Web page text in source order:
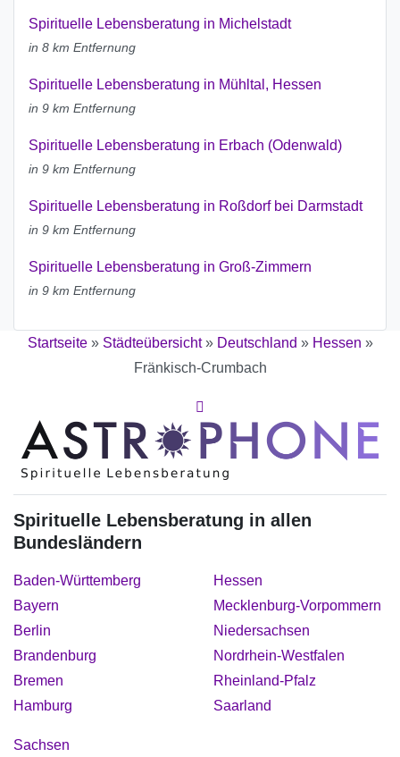
Spirituelle Lebensberatung in Michelstadt
in 8 km Entfernung
Spirituelle Lebensberatung in Mühltal, Hessen
in 9 km Entfernung
Spirituelle Lebensberatung in Erbach (Odenwald)
in 9 km Entfernung
Spirituelle Lebensberatung in Roßdorf bei Darmstadt
in 9 km Entfernung
Spirituelle Lebensberatung in Groß-Zimmern
in 9 km Entfernung
Startseite» Städteübersicht» Deutschland » Hessen »
Fränkisch-Crumbach
Spirituelle Lebensberatung in allen
Bundesländern
Baden-Württemberg
Bayern
Berlin
Brandenburg
Bremen
Hamburg
Hessen
Mecklenburg-Vorpommern
Niedersachsen
Nordrhein-Westfalen
Rheinland-Pfalz
Saarland
Sachsen